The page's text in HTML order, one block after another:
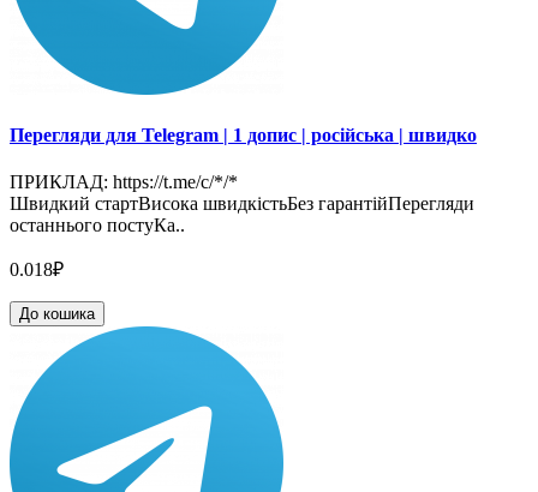
Перегляди для Telegram | 1 допис | російська | швидко
ПРИКЛАД: https://t.me/c/*/*
Швидкий стартВисока швидкістьБез гарантійПерегляди
останнього постуКа..
0.018₽
До кошика